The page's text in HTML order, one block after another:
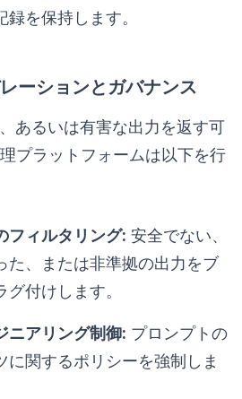
録を保持します。
ーションとガバナンス
あるいは有害な出力を返す可
プラットフォームは以下を行
フィルタリング: 安全でない、
た、または非準拠の出力をブ
付けします。
ニアリング制御: プロンプトの
に関するポリシーを強制しま